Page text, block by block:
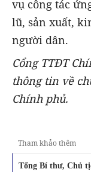
vụ công tác
lũ, sản xuất,
người dân.
Cổng TTĐT
thông tin về
Chính phủ.
Tham khảo thêm
Tổng Bí thư, Chủ